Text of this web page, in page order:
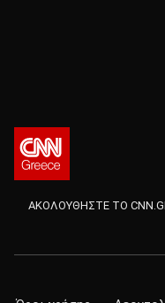
ΑΚΟΛΟΥΘΗΣΤΕ ΤΟ